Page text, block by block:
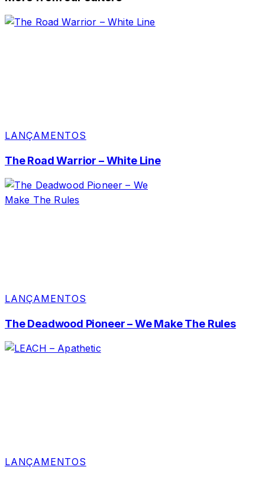
LANÇAMENTOS
The Road Warrior – White Line
LANÇAMENTOS
The Deadwood Pioneer – We Make The Rules
LANÇAMENTOS